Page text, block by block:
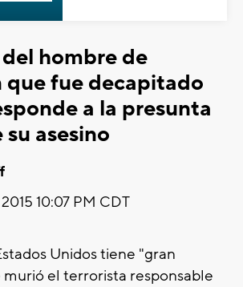
hombre de
que fue decapitado
a la presunta
asesino
2015 10:07 PM CDT
Unidos tiene "gran
el terrorista responsable